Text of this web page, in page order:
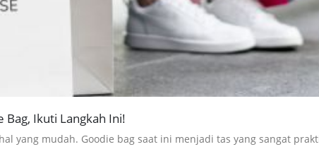
Bag, Ikuti Langkah Ini!
yang mudah. Goodie bag saat ini menjadi tas yang sangat